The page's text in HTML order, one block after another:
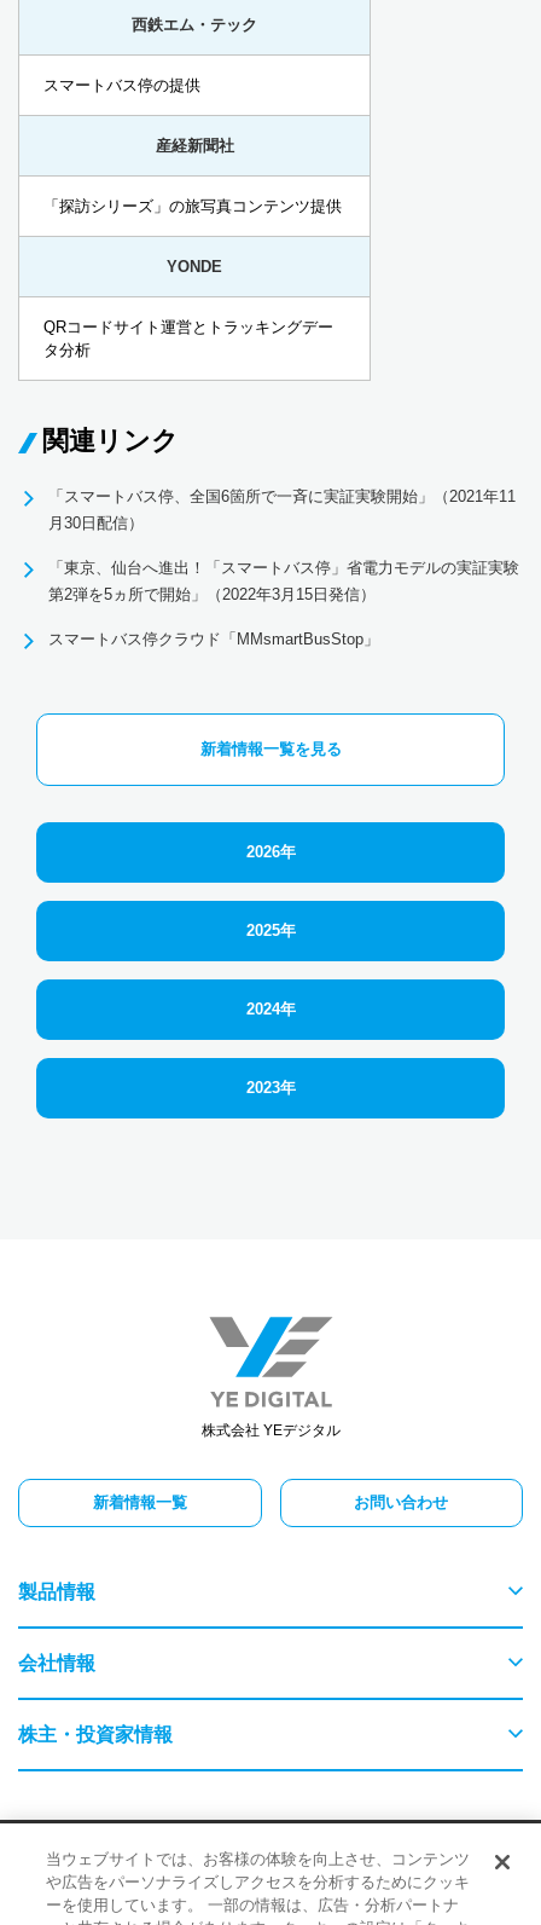
西鉄エム・テック
スマートバス停の提供
産経新聞社
「探訪シリーズ」の旅写真コンテンツ提供
YONDE
QRコードサイト運営とトラッキングデー
タ分析
関連リンク
「スマートバス停、全国6箇所で一斉に実証実験開始」（2021年11
月30日配信）
「東京、仙台へ進出！「スマートバス停」省電力モデルの実証実験
第2弾を5ヵ所で開始」（2022年3月15日発信）
スマートバス停クラウド「MMsmartBusStop」
新着情報一覧を見る
2026年
2025年
2024年
2023年
株式会社 YEデジタル
新着情報一覧 お問い合わせ
製品情報
物流
交通
保守・保全
会社情報
ごあいさつ
事業内容
株主・投資家情報
企業情報
採用情報 サイトポリシー 品質・環境に対する取り組み
情報に対する取り組み
当ウェブサイトでは、お客様の体験を向上させ、コンテンツ
や広告をパーソナライズしアクセスを分析するためにクッキ
ーを使用しています。 一部の情報は、広告・分析パートナ